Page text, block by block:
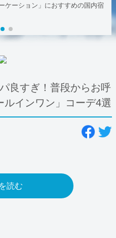
ケーション」におすすめの国内宿
良すぎ！普段からお呼
インワン」コーデ4選
読む